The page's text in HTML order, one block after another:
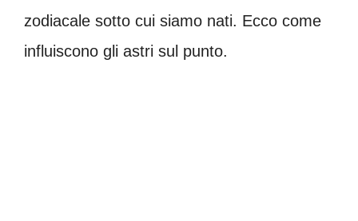
zodiacale sotto cui siamo nati. Ecco come
influiscono gli astri sul punto.